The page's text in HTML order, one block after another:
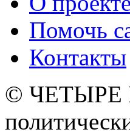
Помочь
Контакты
© ЧЕТЫРЕ